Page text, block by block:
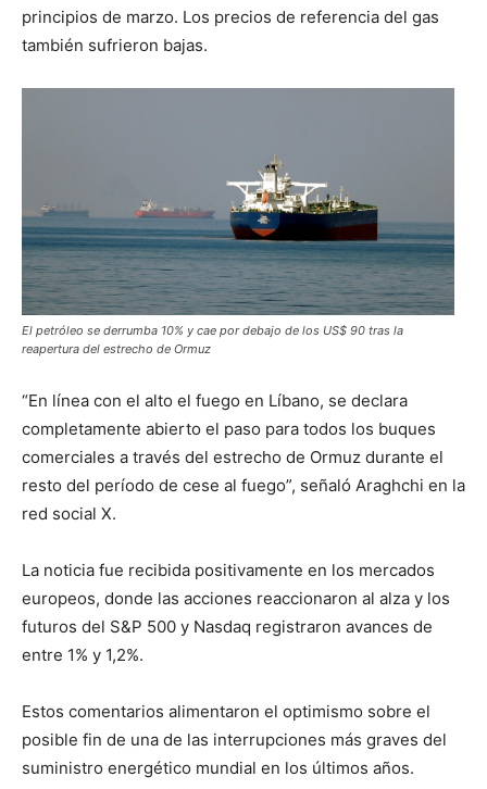
principios de marzo. Los precios de referencia del gas
también sufrieron bajas.
El petróleo se derrumba 10% y cae por debajo de los US$ 90 tras la
reapertura del estrecho de Ormuz
“En línea con el alto el fuego en Líbano, se declara
completamente abierto el paso para todos los buques
comerciales a través del estrecho de Ormuz durante el
resto del período de cese al fuego”, señaló Araghchi en la
red social X.
La noticia fue recibida positivamente en los mercados
europeos, donde las acciones reaccionaron al alza y los
futuros del S&P 500 y Nasdaq registraron avances de
entre 1% y 1,2%.
Estos comentarios alimentaron el optimismo sobre el
posible fin de una de las interrupciones más graves del
suministro energético mundial en los últimos años.